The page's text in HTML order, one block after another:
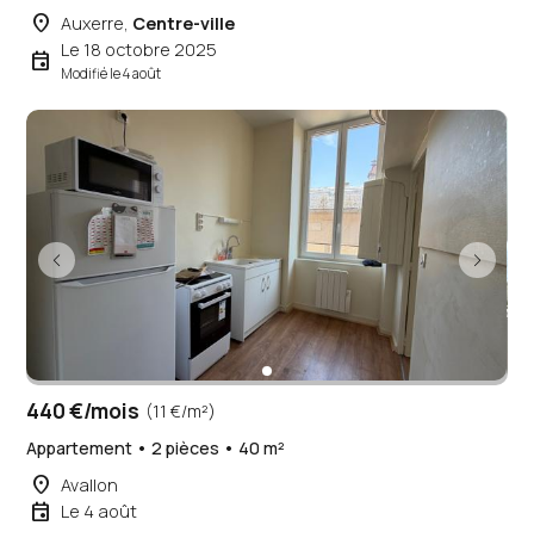
place Auxerre, Centre-ville
event Le 18 octobre 2025
Modifié le 4 août
440 €/mois (11 €/m²)
Appartement • 2 pièces • 40 m²
place Avallon
event Le 4 août